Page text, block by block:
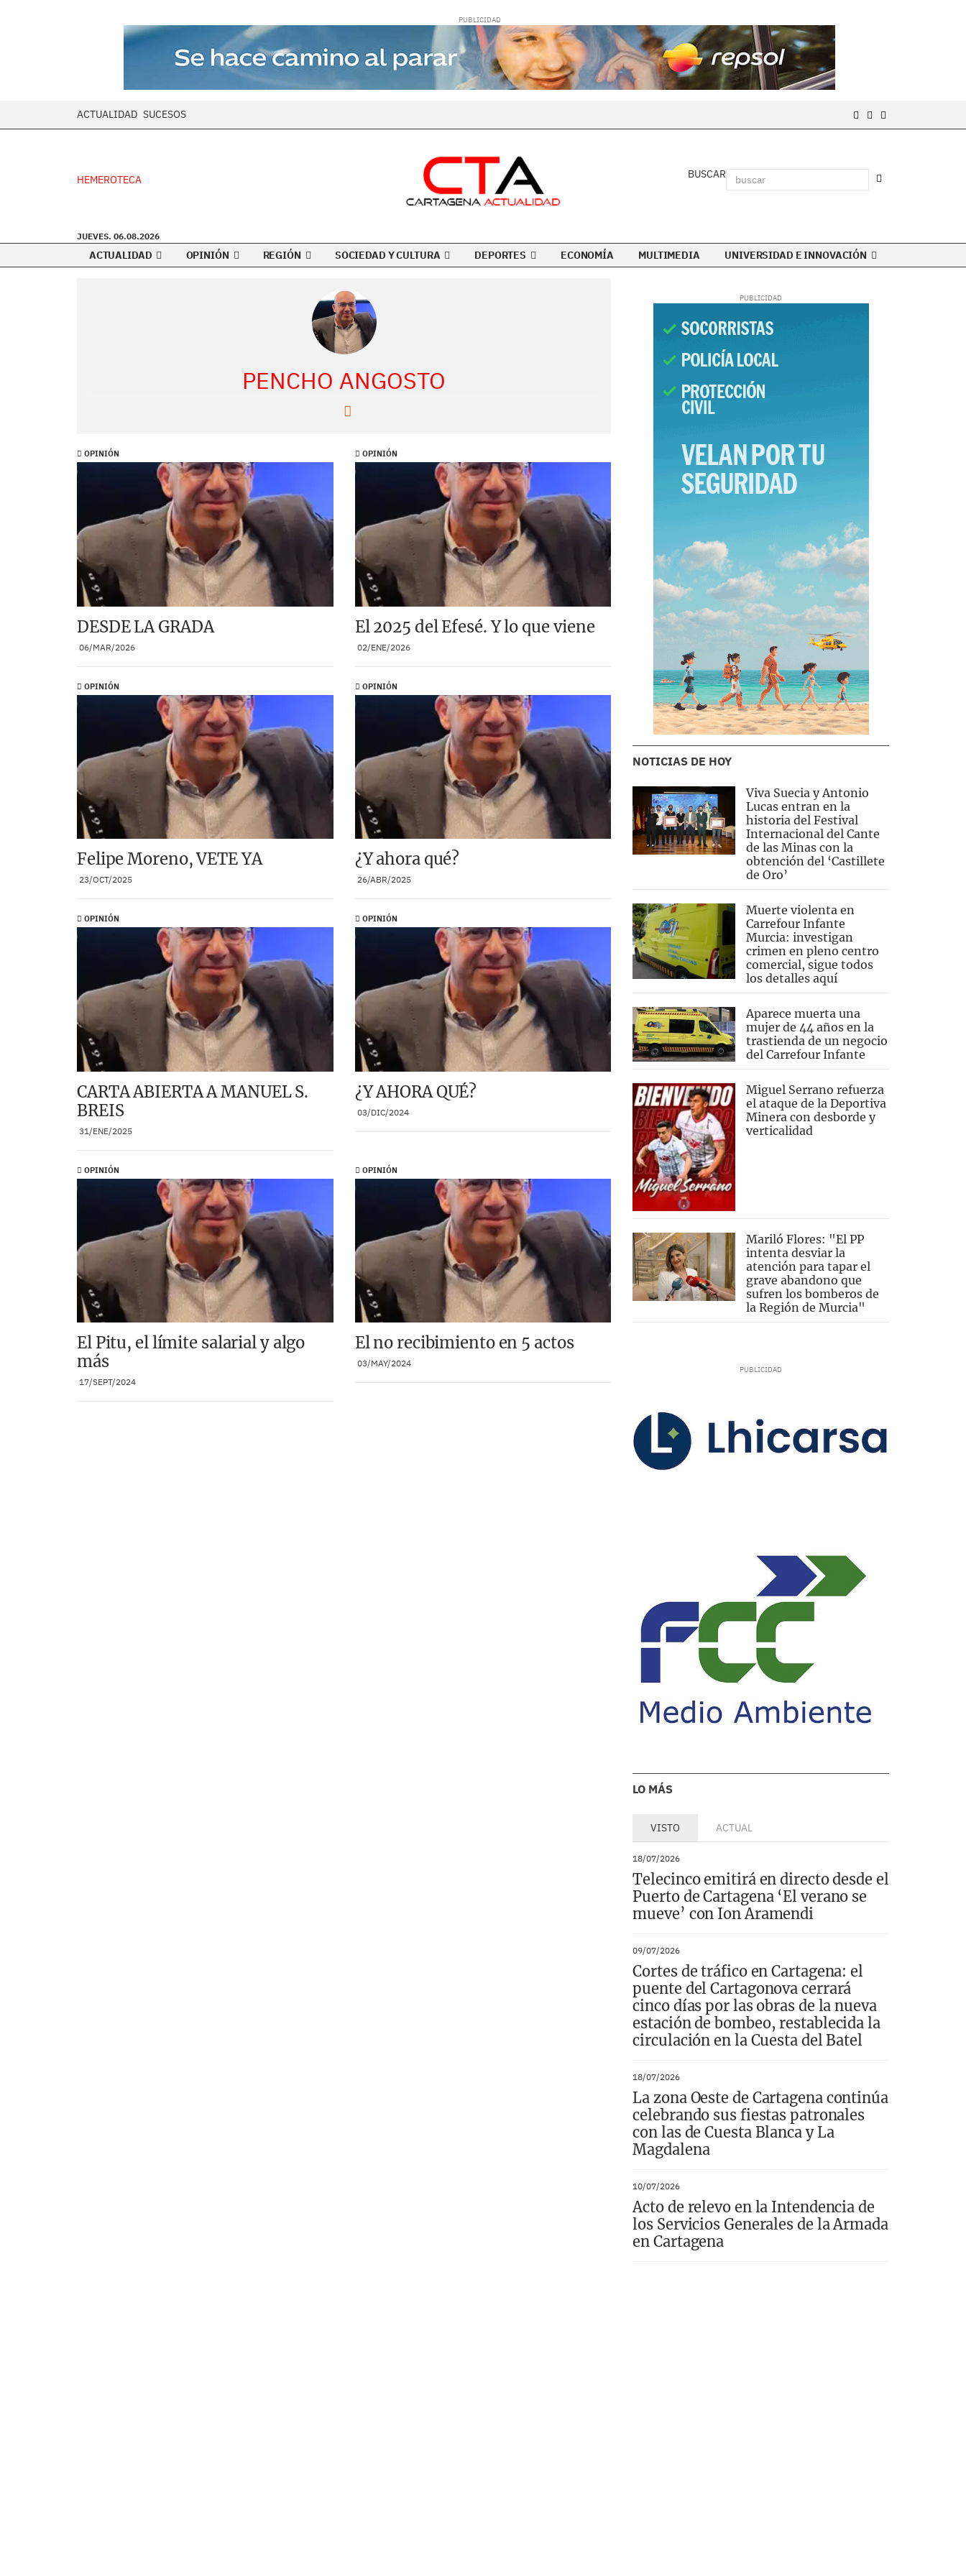
ACTUALIDAD SUCESOS
HEMEROTECA BUSCAR
JUEVES. 06.08.2026
ACTUALIDAD OPINIÓN REGIÓN SOCIEDAD Y CULTURA DEPORTES ECONOMÍA MULTIMEDIA UNIVERSIDAD E INNOVACIÓN
PENCHO ANGOSTO
OPINIÓN
DESDE LA GRADA
06/MAR/2026
OPINIÓN
El 2025 del Efesé. Y lo que viene
02/ENE/2026
OPINIÓN
Felipe Moreno, VETE YA
23/OCT/2025
OPINIÓN
¿Y ahora qué?
26/ABR/2025
OPINIÓN
CARTA ABIERTA A MANUEL S.
BREIS
31/ENE/2025
OPINIÓN
¿Y AHORA QUÉ?
03/DIC/2024
OPINIÓN
El Pitu, el límite salarial y algo
más
17/SEPT/2024
OPINIÓN
El no recibimiento en 5 actos
03/MAY/2024
NOTICIAS DE HOY
Viva Suecia y Antonio
Lucas entran en la
historia del Festival
Internacional del Cante
de las Minas con la
obtención del ‘Castillete
de Oro’
Muerte violenta en
Carrefour Infante
Murcia: investigan
crimen en pleno centro
comercial, sigue todos
los detalles aquí
Aparece muerta una
mujer de 44 años en la
trastienda de un negocio
del Carrefour Infante
Miguel Serrano refuerza
el ataque de la Deportiva
Minera con desborde y
verticalidad
Mariló Flores: "El PP
intenta desviar la
atención para tapar el
grave abandono que
sufren los bomberos de
la Región de Murcia"
LO MÁS
VISTO ACTUAL
18/07/2026
Telecinco emitirá en directo desde el
Puerto de Cartagena ‘El verano se
mueve’ con Ion Aramendi
09/07/2026
Cortes de tráfico en Cartagena: el
puente del Cartagonova cerrará
cinco días por las obras de la nueva
estación de bombeo, restablecida la
circulación en la Cuesta del Batel
18/07/2026
La zona Oeste de Cartagena continúa
celebrando sus fiestas patronales
con las de Cuesta Blanca y La
Magdalena
10/07/2026
Acto de relevo en la Intendencia de
los Servicios Generales de la Armada
en Cartagena